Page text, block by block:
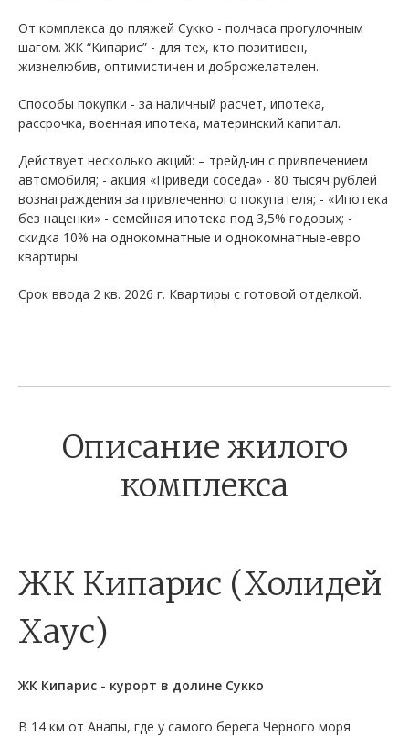
От комплекса до пляжей Сукко - полчаса прогулочным
шагом. ЖК “Кипарис” - для тех, кто позитивен,
жизнелюбив, оптимистичен и доброжелателен.
Способы покупки - за наличный расчет, ипотека,
рассрочка, военная ипотека, материнский капитал.
Действует несколько акций: – трейд-ин с привлечением
автомобиля; - акция «Приведи соседа» - 80 тысяч рублей
вознаграждения за привлеченного покупателя; - «Ипотека
без наценки» - семейная ипотека под 3,5% годовых; -
скидка 10% на однокомнатные и однокомнатные-евро
квартиры.
Срок ввода 2 кв. 2026 г. Квартиры с готовой отделкой.
Описание жилого
комплекса
ЖК Кипарис (Холидей
Хаус)
ЖК Кипарис - курорт в долине Сукко
В 14 км от Анапы, где у самого берега Черного моря